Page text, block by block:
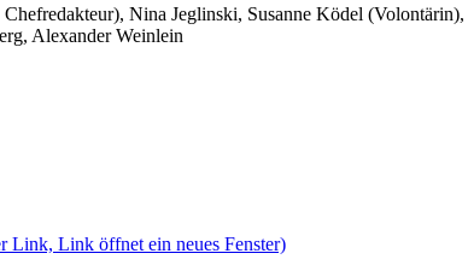
Nina Jeglinski, Susanne Ködel (Volontärin),
Alexander Weinlein
Link, Link öffnet ein neues Fenster)